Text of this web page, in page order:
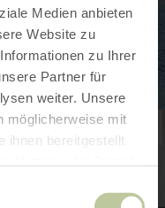
Medien anbieten
Website zu
zu Ihrer
Partner für
weiter. Unsere
möglicherweise mit
ihnen bereitgestellt